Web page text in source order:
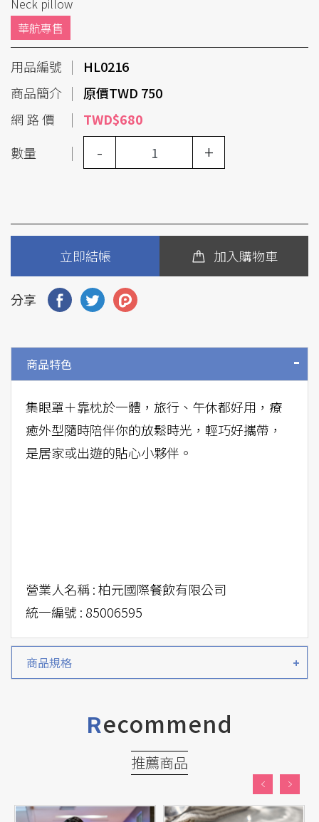
Neck pillow
華航專售
用品編號
HL0216
商品簡介
原價TWD 750
網 路 價
TWD$680
數量
- +
立即結帳 加入購物車
分享
商品特色
集眼罩＋靠枕於一體，旅行、午休都好用，療
癒外型隨時陪伴你的放鬆時光，輕巧好攜帶，
是居家或出遊的貼心小夥伴。
營業人名稱 : 柏元國際餐飲有限公司
統一編號 : 85006595
商品規格
Recommend
推薦商品